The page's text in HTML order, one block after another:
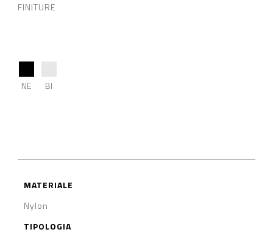
FINITURE
NE BI
MATERIALE
Nylon
TIPOLOGIA